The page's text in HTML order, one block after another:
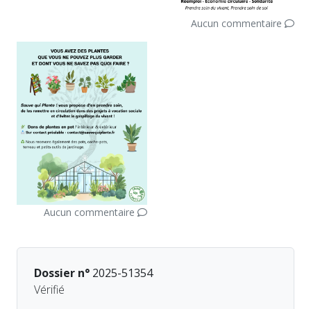
Aucun commentaire
Aucun commentaire
Dossier n° 2025-51354
Vérifié